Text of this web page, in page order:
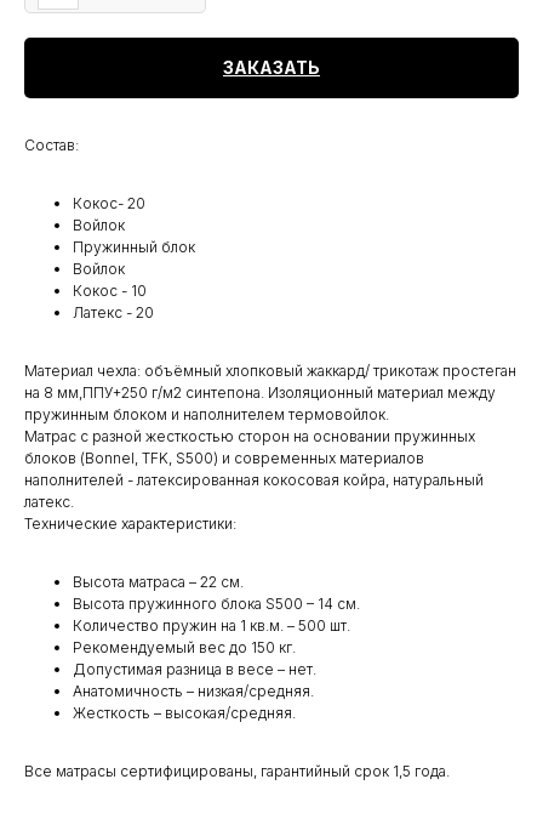
ЗАКАЗАТЬ
Состав:
Кокос- 20
Войлок
Пружинный блок
Войлок
Кокос - 10
Латекс - 20
Материал чехла: объёмный хлопковый жаккард/ трикотаж простеган
на 8 мм,ППУ+250 г/м2 синтепона. Изоляционный материал между
пружинным блоком и наполнителем термовойлок.
Матрас с разной жесткостью сторон на основании пружинных
блоков (Bonnel, TFK, S500) и современных материалов
наполнителей - латексированная кокосовая койра, натуральный
латекс.
Технические характеристики:
Высота матраса – 22 см.
Высота пружинного блока S500 – 14 см.
Количество пружин на 1 кв.м. – 500 шт.
Рекомендуемый вес до 150 кг.
Допустимая разница в весе – нет.
Анатомичность – низкая/средняя.
Жесткость – высокая/средняя.
Все матрасы сертифицированы, гарантийный срок 1,5 года.